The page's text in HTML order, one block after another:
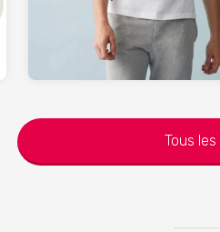
Tous les